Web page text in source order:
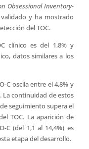
Obsessional Inventory-
y ha mostrado
del TOC.
clínico es del 1,8% y
datos similares a los
O-C oscila entre el 4,8% y
La continuidad de estos
seguimiento supera el
TOC. La aparición de
C (del 1,1 al 14,4%) es
etapa del desarrollo.